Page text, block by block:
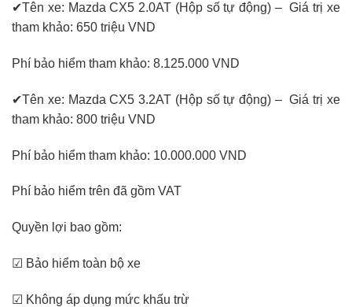
✔Tên xe: Mazda CX5 2.0AT (Hộp số tự động) – Giá trị xe
tham khảo: 650 triệu VND
Phí bảo hiểm tham khảo: 8.125.000 VND
✔Tên xe: Mazda CX5 3.2AT (Hộp số tự động) – Giá trị xe
tham khảo: 800 triệu VND
Phí bảo hiểm tham khảo: 10.000.000 VND
Phí bảo hiểm trên đã gồm VAT
Quyền lợi bao gồm:
☑ Bảo hiểm toàn bộ xe
☑ Không áp dụng mức khấu trừ